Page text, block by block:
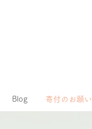
Blog 寄付のお願い